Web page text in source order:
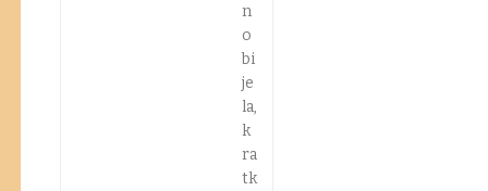
n
o
bi
je
la,
k
ra
tk